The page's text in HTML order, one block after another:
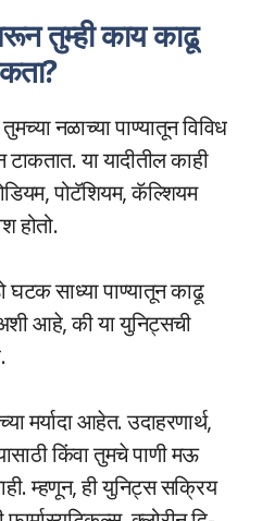
तुम्ही काय काढू
नळाच्या पाण्यातून विविध
या यादीतील काही
पोटॅशियम, कॅल्शियम
होतो.
साध्या पाण्यातून काढू
आहे, की या युनिट्सची
मर्यादा आहेत. उदाहरणार्थ,
किंवा तुमचे पाणी मऊ
म्हणून, ही युनिट्स सक्रिय